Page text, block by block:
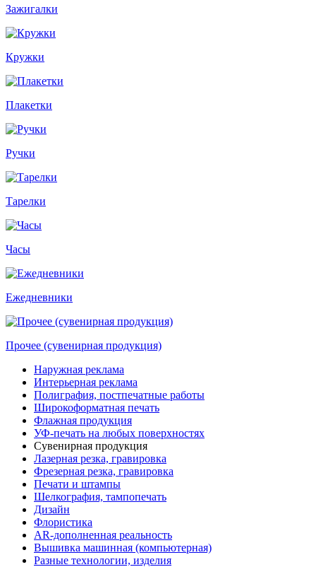
Зажигалки
Кружки
Плакетки
Ручки
Тарелки
Часы
Ежедневники
Прочее (сувенирная продукция)
Наружная реклама
Интерьерная реклама
Полиграфия, постпечатные работы
Широкоформатная печать
Флажная продукция
УФ-печать на любых поверхностях
Сувенирная продукция
Лазерная резка, гравировка
Фрезерная резка, гравировка
Печати и штампы
Шелкография, тампопечать
Дизайн
Флористика
AR-дополненная реальность
Вышивка машинная (компьютерная)
Разные технологии, изделия